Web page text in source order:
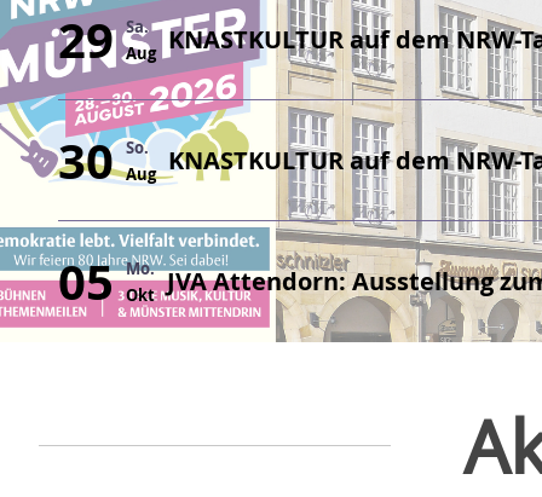
29 Sa.
Aug
KNASTKULTUR auf dem NRW-
30 So.
Aug
KNASTKULTUR auf dem NRW-
05 Mo.
Okt JVA Attendorn: Ausstellung